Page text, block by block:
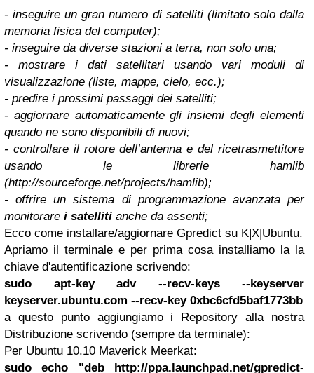
- inseguire un gran numero di satelliti (limitato solo dalla
memoria fisica del computer);
- inseguire da diverse stazioni a terra, non solo una;
- mostrare i dati satellitari usando vari moduli di
visualizzazione (liste, mappe, cielo, ecc.);
- predire i prossimi passaggi dei satelliti;
- aggiornare automaticamente gli insiemi degli elementi
quando ne sono disponibili di nuovi;
- controllare il rotore dell’antenna e del ricetrasmettitore
usando le librerie hamlib
(http://sourceforge.net/projects/hamlib);
- offrire un sistema di programmazione avanzata per
monitorare i satelliti anche da assenti;
Ecco come installare/aggiornare Gpredict su K|X|Ubuntu.
Apriamo il terminale e per prima cosa installiamo la la
chiave d'autentificazione scrivendo:
sudo apt-key adv --recv-keys --keyserver
keyserver.ubuntu.com --recv-key 0xbc6cfd5baf1773bb
a questo punto aggiungiamo i Repository alla nostra
Distribuzione scrivendo (sempre da terminale):
Per Ubuntu 10.10 Maverick Meerkat:
sudo echo "deb http://ppa.launchpad.net/gpredict-